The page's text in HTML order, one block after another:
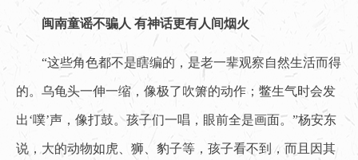
闽南童谣不骗人 有神话更有人间烟火
“这些角色都不是瞎编的，是老一辈观察自然生活而得
的。乌龟头一伸一缩，像极了吹箫的动作；鳖生气时会发
出‘噗’声，像打鼓。孩子们一唱，眼前全是画面。”杨安东
说，大的动物如虎、狮、豹子等，孩子看不到，而且因其